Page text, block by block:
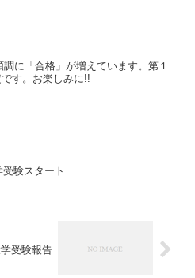
に「合格」が増えています。第１
す。お楽しみに!!
受験スタート
受験報告